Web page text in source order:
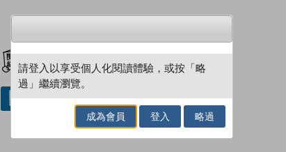
加入閱讀紀錄
借閱實體書
請登入以享受個人化閱讀體驗，或按「略
過」繼續瀏覽。
成為會員 登入 略過